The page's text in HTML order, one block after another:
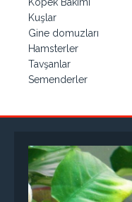
Köpek Bakımı
Kuşlar
Gine domuzları
Hamsterler
Tavşanlar
Semenderler